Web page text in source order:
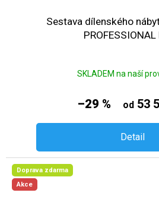
Sestava dílenského
PROFESSIONAL
SKLADEM na naší
–29 % od53
Detail
Doprava zdarma
Akce